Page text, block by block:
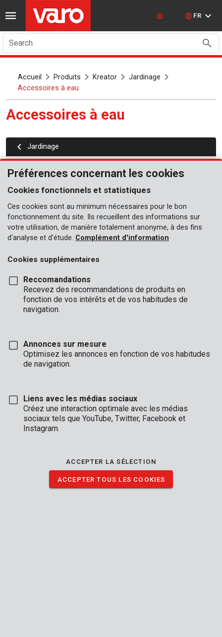
FR
Search
Accueil Produits Kreator
Jardinage
Accessoires à eau
Accessoires à eau
Jardinage
Raccords de robinet
Raccords et enrouleurs de tuyau d'arrosage
Bientôt disponible
Enrouleur de tuyau 30m
Bientôt disponible
Préférences concernant les cookies
Cookies fonctionnels et statistiques
Ces cookies sont au minimum nécessaires pour le bon
fonctionnement du site. Ils recueillent des informations sur
votre utilisation, de manière totalement anonyme, à des fins
d'analyse et d'étude. Complément d'information
Cookies supplémentaires
Reccomandations
Recevez des recommandations de produits en
fonction de vos intérêts et de vos habitudes de
navigation.
Annonces sur mesure
Optimisez les annonces en fonction de vos habitudes
de navigation.
Liens avec les médias sociaux
Créez une interaction optimale avec les médias
sociaux tels que YouTube, Twitter, Facebook et
Instagram.
ACCEPTER LA SÉLECTION
ACCEPTER TOUS LES COOKIES